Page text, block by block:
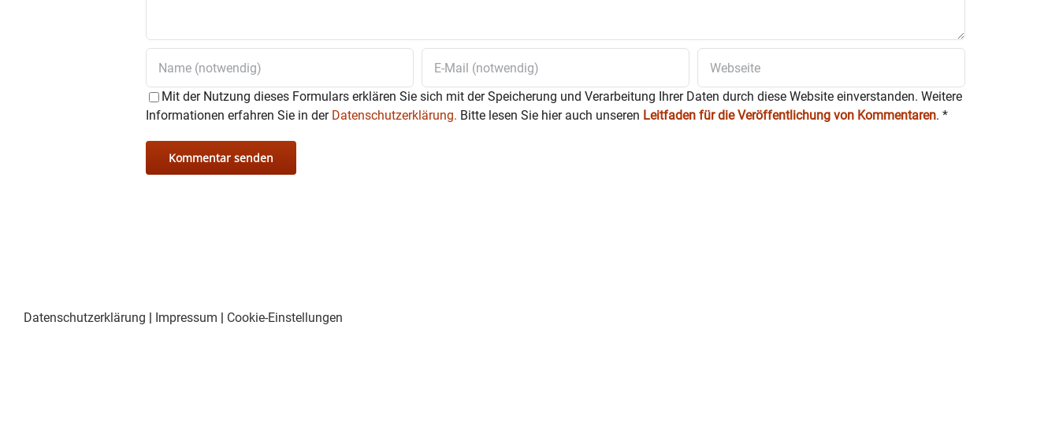
Mit der Nutzung dieses Formulars erklären Sie sich mit der Speicherung und Verarbeitung Ihrer Daten durch diese Website einverstanden. Weitere
Informationen erfahren Sie in der Datenschutzerklärung. Bitte lesen Sie hier auch unseren Leitfaden für die Veröffentlichung von Kommentaren. *
Datenschutzerklärung | Impressum | Cookie-Einstellungen